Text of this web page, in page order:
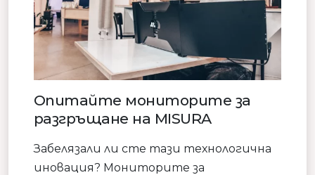
Опитайте мониторите за
разгръщане на MISURA
Забелязали ли сте тази технологична
иновация? Мониторите за